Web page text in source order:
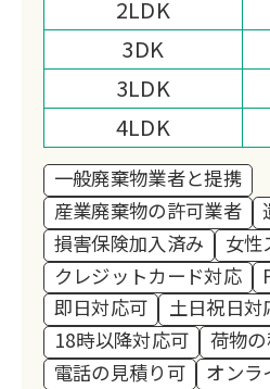
2LDK
3DK
3LDK
4LDK
一般廃棄物業者と提携
産業廃棄物の許可業者
損害保険加入済み
女性
クレジットカード対応
即日対応可
土日祝日対
18時以降対応可
荷物
電話の見積り可
オンラ